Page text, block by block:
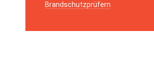
Brandschutzprüfern